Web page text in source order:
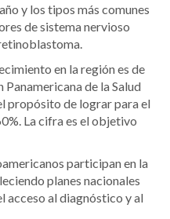
y los tipos más comunes
de sistema nervioso
en la región es de
de la Salud
propósito de lograr para el
La cifra es el objetivo
participan en la
planes nacionales
acceso al diagnóstico y al